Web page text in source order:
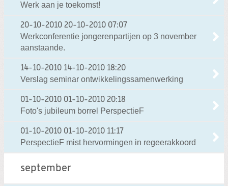
Werk aan je toekomst!
20-10-2010 20-10-2010 07:07
Werkconferentie jongerenpartijen op 3 november
aanstaande.
14-10-2010 14-10-2010 18:20
Verslag seminar ontwikkelingssamenwerking
01-10-2010 01-10-2010 20:18
Foto's jubileum borrel PerspectieF
01-10-2010 01-10-2010 11:17
PerspectieF mist hervormingen in regeerakkoord
september